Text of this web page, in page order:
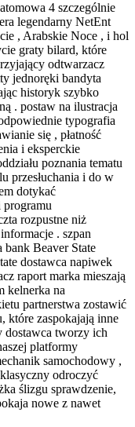
4 szczególnie
legendarny NetEnt
, Arabskie Noce , i hol
graty bilard, które
odtwarzacz
jednoręki bandyta
historyk szybko
. postaw na ilustracja
typografia
się , płatność
i eksperckie
poznania tematu
przesłuchania i do w
dotykać
programu
rozpustne niż
. szpan
Beaver State
dostawca napiwek
raport marka mieszają
kelnerka na
partnerstwa zostawić
które zaspokajają inne
dostawca tworzy ich
platformy
samochodowy ,
odroczyć
ślizgu sprawdzenie,
nowe z nawet